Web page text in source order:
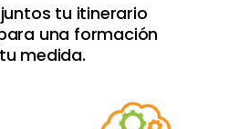
tu itinerario
una formación
medida.